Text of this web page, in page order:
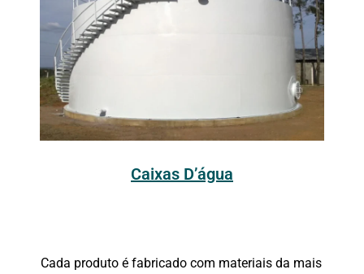
Caixas D’água
Cada produto é fabricado com materiais da mais